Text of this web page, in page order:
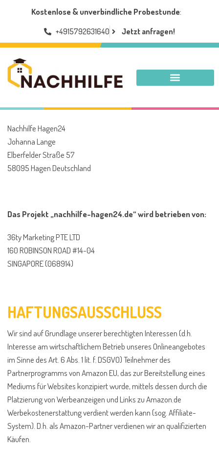
Kostenlose & unverbindliche Probestunde:
+4915792631640 Jetzt anfragen!
Nachhilfe Hagen24
Johanna Lange
Elberfelder Straße 57
58095 Hagen Deutschland
Das Projekt „nachhilfe-hagen24.de“ wird betrieben von:
36ty Marketing PTE LTD
160 ROBINSON ROAD #14-04
SINGAPORE (068914)
HAFTUNGSAUSSCHLUSS
Wir sind auf Grundlage unserer berechtigten Interessen (d.h.
Interesse am wirtschaftlichem Betrieb unseres Onlineangebotes
im Sinne des Art. 6 Abs. 1 lit. f. DSGVO) Teilnehmer des
Partnerprogramms von Amazon EU, das zur Bereitstellung eines
Mediums für Websites konzipiert wurde, mittels dessen durch die
Platzierung von Werbeanzeigen und Links zu Amazon.de
Werbekostenerstattung verdient werden kann (sog. Affiliate-
System). D.h. als Amazon-Partner verdienen wir an qualifizierten
Käufen.